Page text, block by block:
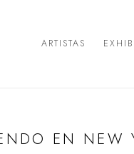
ARTISTAS
EN NEW